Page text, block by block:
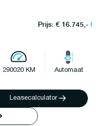
Prijs: € 16.745,-l
290020 KM Automaat
Leasecalculator